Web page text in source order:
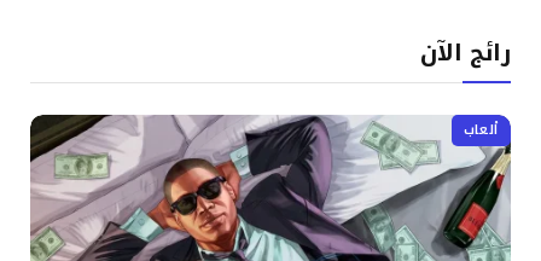
رائج الآن
ألعاب